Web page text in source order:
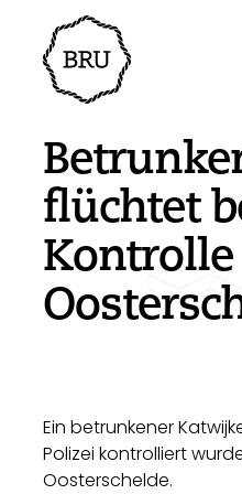
Veranstaltung
Übernachtung
Geschäfte
Natur & wasser
Sport
Sehenswürdigkeiten
Geschichte
Zugänglichkeit
Parken
Wohnumfeld
Um zu unternehmen
Stellenangebote
Stellenangebote
Unternehmen
Neuigkeiten
flüchtet
Ein betrunkener
Polizei kontrolliert
Oosterschelde.